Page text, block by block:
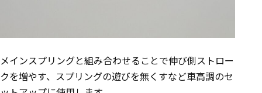
メインスプリングと組み合わせることで伸び側ストロー
クを増やす、スプリングの遊びを無くすなど車高調のセ